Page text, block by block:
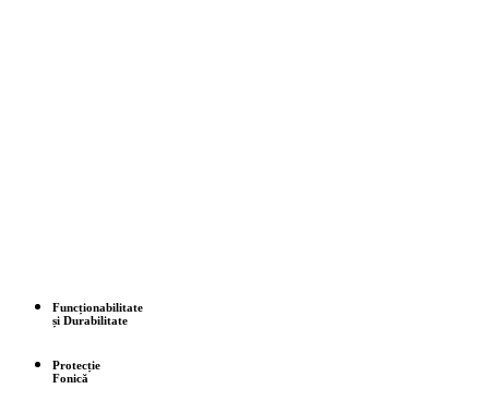
Funcționabilitate
și Durabilitate
Protecție
Fonică